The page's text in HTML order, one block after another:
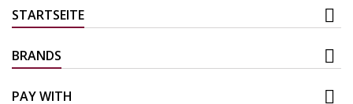
STARTSEITE
BRANDS
PAY WITH